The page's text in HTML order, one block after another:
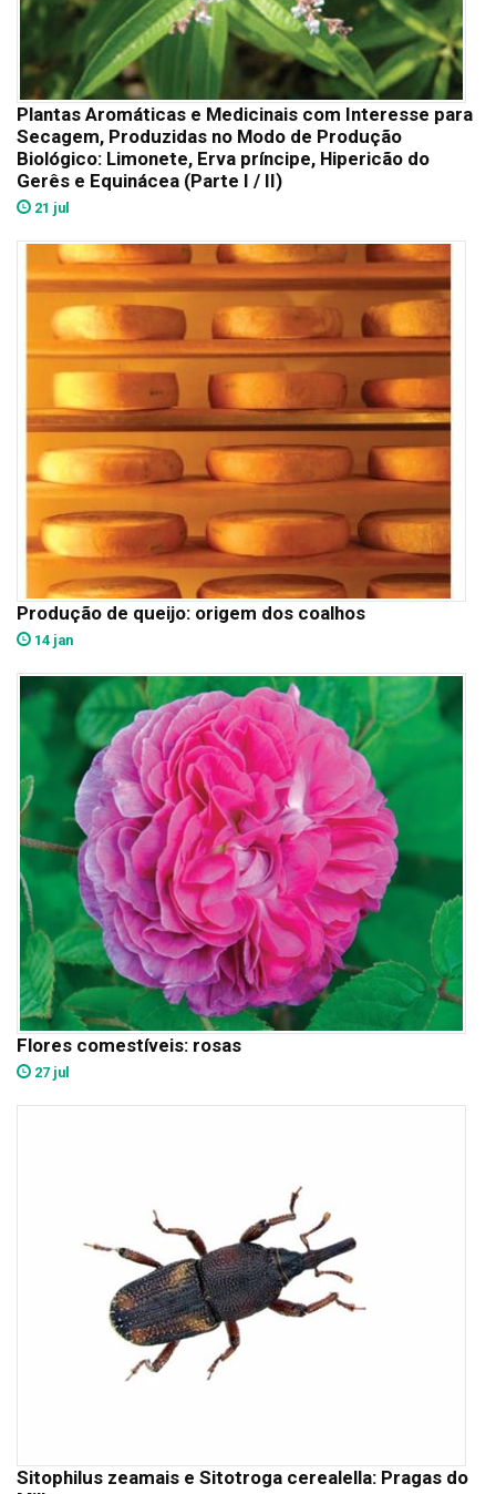
Plantas Aromáticas e Medicinais com Interesse para
Secagem, Produzidas no Modo de Produção
Biológico: Limonete, Erva príncipe, Hipericão do
Gerês e Equinácea (Parte I / II)
21 jul
Produção de queijo: origem dos coalhos
14 jan
Flores comestíveis: rosas
27 jul
Sitophilus zeamais e Sitotroga cerealella: Pragas do